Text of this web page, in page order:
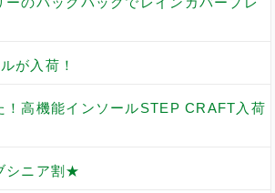
が入荷！
！高機能インソールSTEP CRAFT入荷
シニア割★